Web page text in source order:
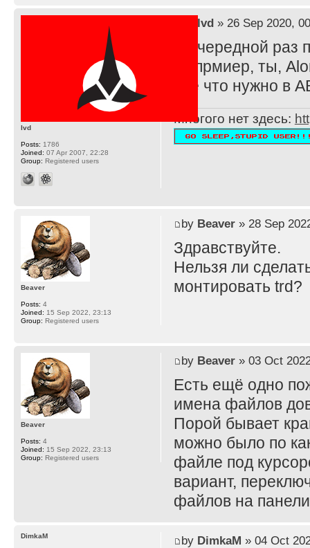
lvd» 26 Sep 2020,
В очередной раз
Напрмиер, ты,
всё что нужно в
Многого нет здесь:
lvd
Posts: 1786
Joined: 07 Apr 2007, 22:28
Group: Registered users
by Beaver» 28 Sep
Здравствуйте.
Нельзя ли
монтировать trd?
Beaver
Posts: 4
Joined: 15 Sep 2022, 23:13
Group: Registered users
by Beaver» 03 Oct
Есть ещё одно
имена файлов
Порой бывает
можно было по
файле под
вариант,
файлов на
Beaver
Posts: 4
Joined: 15 Sep 2022, 23:13
Group: Registered users
by DimkaM » 04 Oct
DimkaM